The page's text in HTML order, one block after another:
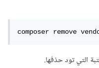
composer remove